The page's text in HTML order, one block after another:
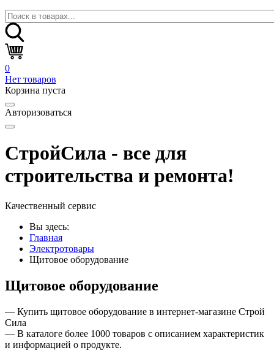
0
Нет товаров
Корзина пуста
Авторизоваться
СтройСила - все для
строительства и ремонта!
Качественный сервис
Вы здесь:
Главная
Электротовары
Щитовое оборудование
Щитовое оборудование
— Купить щитовое оборудование в интернет-магазине Строй
Сила
— В каталоге более 1000 товаров с описанием характеристик
и информацией о продукте.